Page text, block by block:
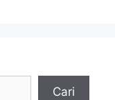
Cari